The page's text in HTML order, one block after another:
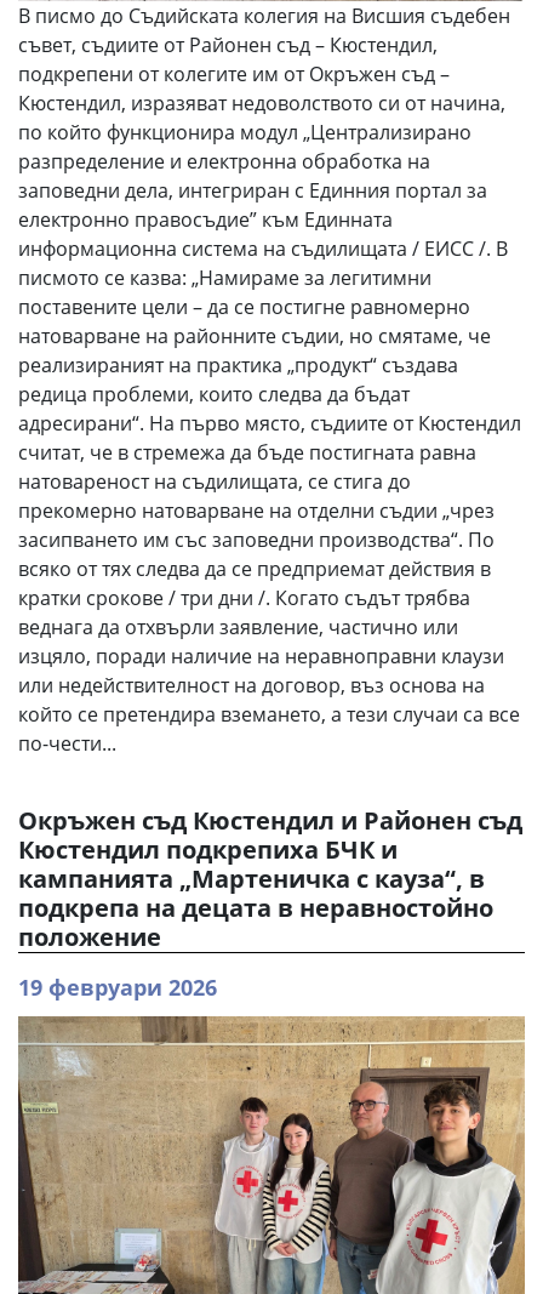
В писмо до Съдийската колегия на Висшия съдебен
съвет, съдиите от Районен съд – Кюстендил,
подкрепени от колегите им от Окръжен съд –
Кюстендил, изразяват недоволството си от начина,
по който функционира модул „Централизирано
разпределение и електронна обработка на
заповедни дела, интегриран с Единния портал за
електронно правосъдие” към Единната
информационна система на съдилищата / ЕИСС /. В
писмото се казва: „Намираме за легитимни
поставените цели – да се постигне равномерно
натоварване на районните съдии, но смятаме, че
реализираният на практика „продукт“ създава
редица проблеми, които следва да бъдат
адресирани“. На първо място, съдиите от Кюстендил
считат, че в стремежа да бъде постигната равна
натовареност на съдилищата, се стига до
прекомерно натоварване на отделни съдии „чрез
засипването им със заповедни производства“. По
всяко от тях следва да се предприемат действия в
кратки срокове / три дни /. Когато съдът трябва
веднага да отхвърли заявление, частично или
изцяло, поради наличие на неравноправни клаузи
или недействителност на договор, въз основа на
който се претендира вземането, а тези случаи са все
по-чести...
Окръжен съд Кюстендил и Районен съд
Кюстендил подкрепиха БЧК и
кампанията „Мартеничка с кауза“, в
подкрепа на децата в неравностойно
положение
19 февруари 2026